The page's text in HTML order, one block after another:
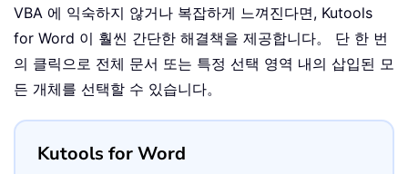
VBA 에 익숙하지 않거나 복잡하게 느껴진다면, Kutools
for Word 이 훨씬 간단한 해결책을 제공합니다。 단 한 번
의 클릭으로 전체 문서 또는 특정 선택 영역 내의 삽입된 모
든 개체를 선택할 수 있습니다。
Kutools for Word